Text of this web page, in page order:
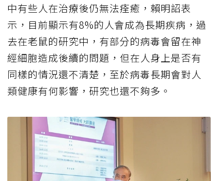
中有些人在治療後仍無法痊癒，賴明詔表
示，目前顯示有8%的人會成為長期疾病，過
去在老鼠的研究中，有部分的病毒會留在神
經細胞造成後續的問題，但在人身上是否有
同樣的情況還不清楚，至於病毒長期會對人
類健康有何影響，研究也還不夠多。